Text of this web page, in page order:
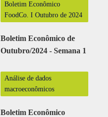
Boletim Econômico
FoodCo. I Outubro de 2024
Boletim Econômico de
Outubro/2024 - Semana 1
Análise de dados
macroeconômicos
Boletim Econômico